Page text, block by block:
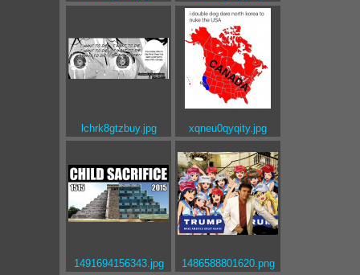
lchrk8gtzbuy.jpg xqneu0qyqity.jpg
1491694156343.jpg 1486588801620.png